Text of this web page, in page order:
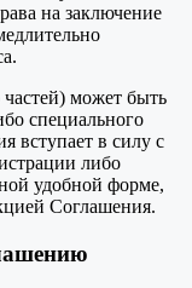
на заключение
может быть
специального
вступает в силу с
либо
удобной форме,
Соглашения.